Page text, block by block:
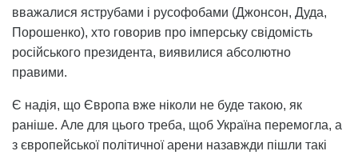
вважалися яструбами і русофобами (Джонсон, Дуда,
Порошенко), хто говорив про імперську свідомість
російського президента, виявилися абсолютно
правими.
Є надія, що Європа вже ніколи не буде такою, як
раніше. Але для цього треба, щоб Україна перемогла, а
з європейської політичної арени назавжди пішли такі